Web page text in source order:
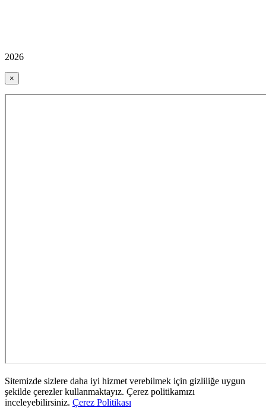
2026
×
Sitemizde sizlere daha iyi hizmet verebilmek için gizliliğe uygun
şekilde çerezler kullanmaktayız. Çerez politikamızı
inceleyebilirsiniz. Çerez Politikası